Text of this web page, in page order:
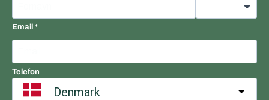
Email
Telefon
Denmark